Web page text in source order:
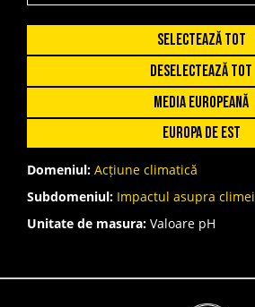
Selectează tot
Deselectează tot
Media Europeană
Europa de est
Domeniul: Acțiune climatică
Subdomeniul: Impactul asupra climei
Unitate de masura: Valoare pH